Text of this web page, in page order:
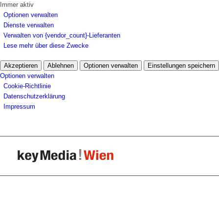
Immer aktiv
Optionen verwalten
Dienste verwalten
Verwalten von {vendor_count}-Lieferanten
Lese mehr über diese Zwecke
Akzeptieren Ablehnen Optionen verwalten
Einstellungen speichern
Optionen verwalten
Cookie-Richtlinie
Datenschutzerklärung
Impressum